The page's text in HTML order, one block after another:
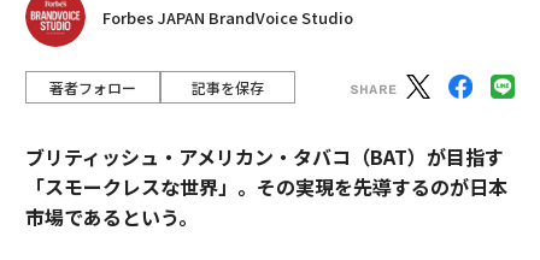
Forbes JAPAN BrandVoice Studio
著者フォロー 記事を保存
ブリティッシュ・アメリカン・タバコ（BAT）が目指す
「スモークレスな世界」。その実現を先導するのが日本
市場であるという。